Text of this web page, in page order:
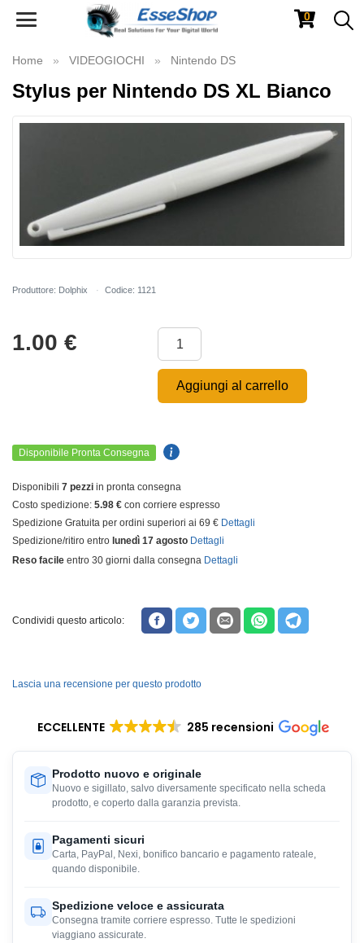
Toggle
0
Home VIDEOGIOCHI Nintendo DS
Stylus per Nintendo DS XL Bianco
Produttore: Dolphix Codice: 1121
1.00 €
Aggiungi al carrello
Disponibile Pronta Consegna
Disponibili 7 pezzi in pronta consegna
Costo spedizione: 5.98 € con corriere espresso
Spedizione Gratuita per ordini superiori ai 69 € Dettagli
Spedizione/ritiro entro lunedì 17 agosto Dettagli
Reso facile entro 30 giorni dalla consegna Dettagli
Condividi questo articolo:
Lascia una recensione per questo prodotto
ECCELLENTE 285 recensioni
Prodotto nuovo e originale
Nuovo e sigillato, salvo diversamente specificato nella scheda
prodotto, e coperto dalla garanzia prevista.
Pagamenti sicuri
Carta, PayPal, Nexi, bonifico bancario e pagamento rateale,
quando disponibile.
Spedizione veloce e assicurata
Consegna tramite corriere espresso. Tutte le spedizioni
viaggiano assicurate.